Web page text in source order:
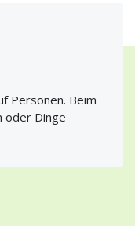
Personen. Beim
oder Dinge